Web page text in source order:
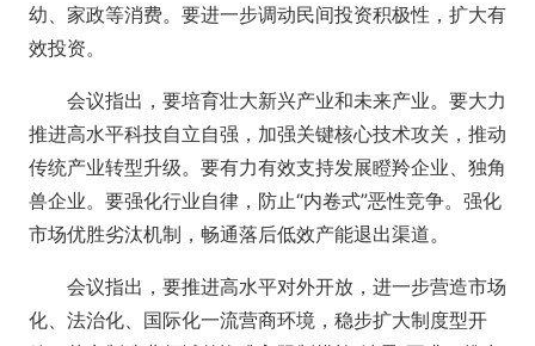
幼、家政等消费。要进一步调动民间投资积极性，扩大有
效投资。
会议指出，要培育壮大新兴产业和未来产业。要大力
推进高水平科技自立自强，加强关键核心技术攻关，推动
传统产业转型升级。要有力有效支持发展瞪羚企业、独角
兽企业。要强化行业自律，防止“内卷式”恶性竞争。强化
市场优胜劣汰机制，畅通落后低效产能退出渠道。
会议指出，要推进高水平对外开放，进一步营造市场
化、法治化、国际化一流营商环境，稳步扩大制度型开